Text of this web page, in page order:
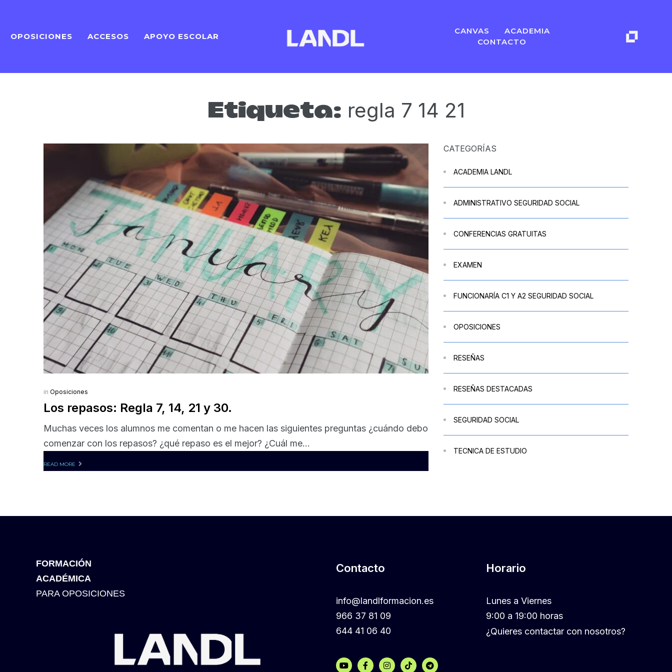
OPOSICIONES ACCESOS APOYO ESCOLAR
CANVAS
ACADEMIA
CONTACTO
Etiqueta: regla 7 14 21
in Oposiciones
Los repasos: Regla 7, 14, 21 y 30.
Muchas veces los alumnos me comentan o me hacen las siguientes preguntas ¿cuándo debo
comenzar con los repasos? ¿qué repaso es el mejor? ¿Cuál me...
READ MORE
CATEGORÍAS
ACADEMIA LANDL
ADMINISTRATIVO SEGURIDAD SOCIAL
CONFERENCIAS GRATUITAS
EXAMEN
FUNCIONARÍA C1 Y A2 SEGURIDAD SOCIAL
OPOSICIONES
RESEÑAS
RESEÑAS DESTACADAS
SEGURIDAD SOCIAL
TECNICA DE ESTUDIO
FORMACIÓN
ACADÉMICA
PARA OPOSICIONES
Contacto
info@landlformacion.es
966 37 81 09
644 41 06 40
Horario
Lunes a Viernes
9:00 a 19:00 horas
¿Quieres contactar con nosotros?